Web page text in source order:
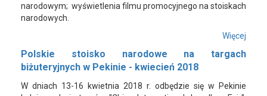
narodowym; wyświetlenia filmu promocyjnego na stoiskach
narodowych.
Więcej
Polskie stoisko narodowe na targach
biżuteryjnych w Pekinie - kwiecień 2018
W dniach 13-16 kwietnia 2018 r. odbędzie się w Pekinie